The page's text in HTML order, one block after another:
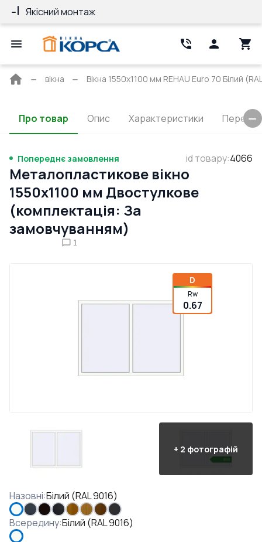
Якісний монтаж
Головна
вікна Вікна 1550x1100 мм REHAU Euro 70 Білий
Про товар Опис Характеристики
Попереднє замовлення id товару:4066
Металопластикове вікно
1550x1100 мм Двостулкове
(комплектація: За
замовчуванням)
1
D
Rw
0.67
+ 2 фотографій
Назовні:Білий (RAL 9016)
Всередину:Білий (RAL 9016)